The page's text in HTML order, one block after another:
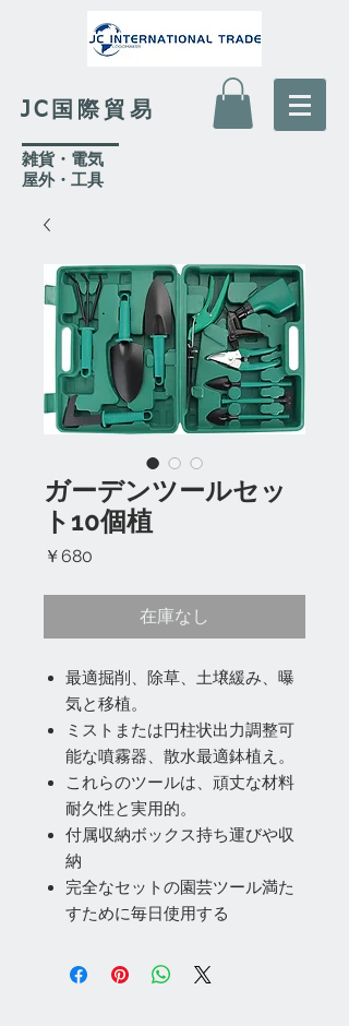
JC国際貿易
​雑貨・電気
​屋外・工具
ガーデンツールセッ
ト10個植
￥680
在庫なし
最適掘削、除草、土壌緩み、曝
気と移植。
ミストまたは円柱状出力調整可
能な噴霧器、散水最適鉢植え。
これらのツールは、頑丈な材料
耐久性と実用的。
付属収納ボックス持ち運びや収
納
完全なセットの園芸ツール満た
すために毎日使用する